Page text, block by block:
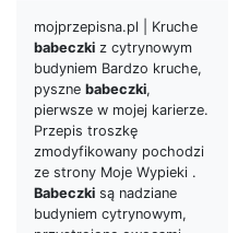
mojprzepisna.pl | Kruche
babeczki z cytrynowym
budyniem Bardzo kruche,
pyszne babeczki,
pierwsze w mojej karierze.
Przepis troszkę
zmodyfikowany pochodzi
ze strony Moje Wypieki .
Babeczki są nadziane
budyniem cytrynowym,